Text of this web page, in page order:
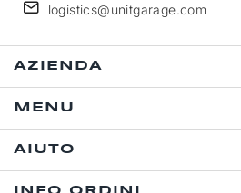
logistics@unitgarage.com
AZIENDA
MENU
AIUTO